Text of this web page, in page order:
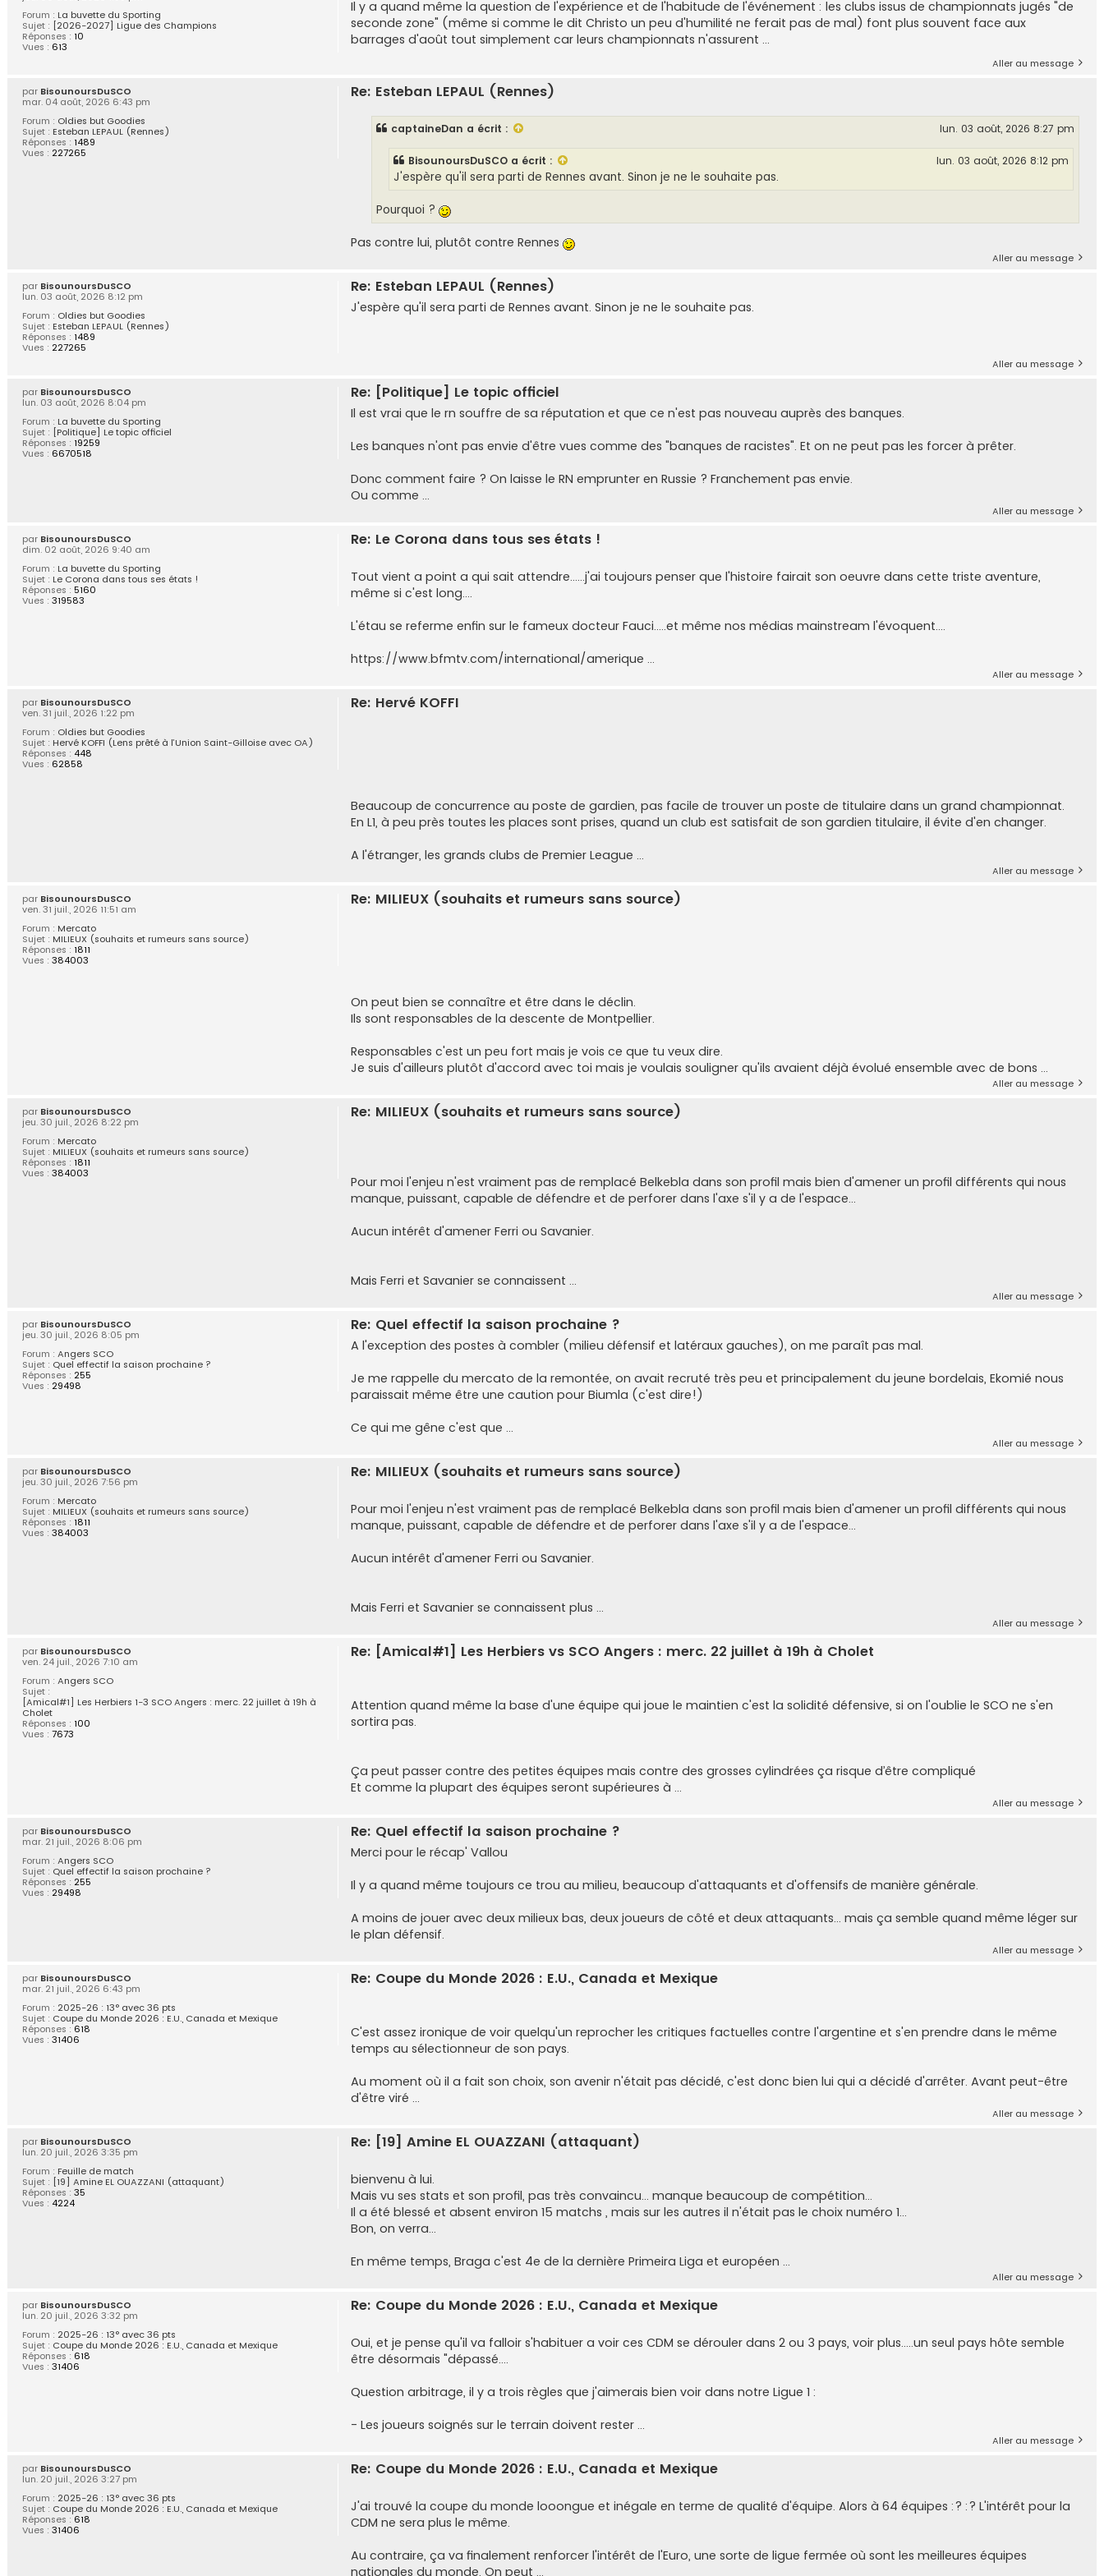
Forum : La buvette du Sporting
Sujet : [2026-2027] Ligue des Champions
Réponses : 10
Vues : 613
Il y a quand même la question de l'expérience et de l'habitude de l'événement : les clubs issus de championnats jugés "de
seconde zone" (même si comme le dit Christo un peu d'humilité ne ferait pas de mal) font plus souvent face aux
barrages d'août tout simplement car leurs championnats n'assurent ...
Aller au message
par BisounoursDuSCO
mar. 04 août, 2026 6:43 pm
Forum : Oldies but Goodies
Sujet : Esteban LEPAUL (Rennes)
Réponses : 1489
Vues : 227265
Re: Esteban LEPAUL (Rennes)
captaineDan a écrit : lun. 03 août, 2026 8:27 pm
BisounoursDuSCOa écrit : lun. 03 août, 2026 8:12 pm
J'espère qu'il sera parti de Rennes avant. Sinon je ne le souhaite pas.
Pourquoi ?
Pas contre lui, plutôt contre Rennes
Aller au message
par BisounoursDuSCO
lun. 03 août, 2026 8:12 pm
Forum : Oldies but Goodies
Sujet : Esteban LEPAUL (Rennes)
Réponses : 1489
Vues : 227265
Re: Esteban LEPAUL (Rennes)
J'espère qu'il sera parti de Rennes avant. Sinon je ne le souhaite pas.
Aller au message
par BisounoursDuSCO
lun. 03 août, 2026 8:04 pm
Forum : La buvette du Sporting
Sujet : [Politique] Le topic officiel
Réponses : 19259
Vues : 6670518
Re: [Politique] Le topic officiel
Il est vrai que le rn souffre de sa réputation et que ce n'est pas nouveau auprès des banques.
Les banques n'ont pas envie d'être vues comme des "banques de racistes". Et on ne peut pas les forcer à prêter.
Donc comment faire ? On laisse le RN emprunter en Russie ? Franchement pas envie.
Ou comme ...
Aller au message
par BisounoursDuSCO
dim. 02 août, 2026 9:40 am
Forum : La buvette du Sporting
Sujet : Le Corona dans tous ses états !
Réponses : 5160
Vues : 319583
Re: Le Corona dans tous ses états !
Tout vient a point a qui sait attendre......j'ai toujours penser que l'histoire fairait son oeuvre dans cette triste aventure,
même si c'est long....
L'étau se referme enfin sur le fameux docteur Fauci.....et même nos médias mainstream l'évoquent....
https://www.bfmtv.com/international/amerique ...
Aller au message
par BisounoursDuSCO
ven. 31 juil., 2026 1:22 pm
Forum : Oldies but Goodies
Sujet : Hervé KOFFI (Lens prêté à l’Union Saint-Gilloise avec OA)
Réponses : 448
Vues : 62858
Re: Hervé KOFFI
Beaucoup de concurrence au poste de gardien, pas facile de trouver un poste de titulaire dans un grand championnat.
En L1, à peu près toutes les places sont prises, quand un club est satisfait de son gardien titulaire, il évite d'en changer.
A l'étranger, les grands clubs de Premier League ...
Aller au message
par BisounoursDuSCO
ven. 31 juil., 2026 11:51 am
Forum : Mercato
Sujet : MILIEUX (souhaits et rumeurs sans source)
Réponses : 1811
Vues : 384003
Re: MILIEUX (souhaits et rumeurs sans source)
On peut bien se connaître et être dans le déclin.
Ils sont responsables de la descente de Montpellier.
Responsables c'est un peu fort mais je vois ce que tu veux dire.
Je suis d'ailleurs plutôt d'accord avec toi mais je voulais souligner qu'ils avaient déjà évolué ensemble avec de bons ...
Aller au message
par BisounoursDuSCO
jeu. 30 juil., 2026 8:22 pm
Forum : Mercato
Sujet : MILIEUX (souhaits et rumeurs sans source)
Réponses : 1811
Vues : 384003
Re: MILIEUX (souhaits et rumeurs sans source)
Pour moi l'enjeu n'est vraiment pas de remplacé Belkebla dans son profil mais bien d'amener un profil différents qui nous
manque, puissant, capable de défendre et de perforer dans l'axe s'il y a de l'espace...
Aucun intérêt d'amener Ferri ou Savanier.
Mais Ferri et Savanier se connaissent ...
Aller au message
par BisounoursDuSCO
jeu. 30 juil., 2026 8:05 pm
Forum : Angers SCO
Sujet : Quel effectif la saison prochaine ?
Réponses : 255
Vues : 29498
Re: Quel effectif la saison prochaine ?
A l'exception des postes à combler (milieu défensif et latéraux gauches), on me paraît pas mal.
Je me rappelle du mercato de la remontée, on avait recruté très peu et principalement du jeune bordelais, Ekomié nous
paraissait même être une caution pour Biumla (c'est dire!)
Ce qui me gêne c'est que ...
Aller au message
par BisounoursDuSCO
jeu. 30 juil., 2026 7:56 pm
Forum : Mercato
Sujet : MILIEUX (souhaits et rumeurs sans source)
Réponses : 1811
Vues : 384003
Re: MILIEUX (souhaits et rumeurs sans source)
Pour moi l'enjeu n'est vraiment pas de remplacé Belkebla dans son profil mais bien d'amener un profil différents qui nous
manque, puissant, capable de défendre et de perforer dans l'axe s'il y a de l'espace...
Aucun intérêt d'amener Ferri ou Savanier.
Mais Ferri et Savanier se connaissent plus ...
Aller au message
par BisounoursDuSCO
ven. 24 juil., 2026 7:10 am
Forum : Angers SCO
Sujet :
[Amical#1] Les Herbiers 1-3 SCO Angers : merc. 22 juillet à 19h à
Cholet
Réponses : 100
Vues : 7673
Re: [Amical#1] Les Herbiers vs SCO Angers : merc. 22 juillet à 19h à Cholet
Attention quand même la base d'une équipe qui joue le maintien c'est la solidité défensive, si on l'oublie le SCO ne s'en
sortira pas.
Ça peut passer contre des petites équipes mais contre des grosses cylindrées ça risque d’être compliqué
Et comme la plupart des équipes seront supérieures à ...
Aller au message
par BisounoursDuSCO
mar. 21 juil., 2026 8:06 pm
Forum : Angers SCO
Sujet : Quel effectif la saison prochaine ?
Réponses : 255
Vues : 29498
Re: Quel effectif la saison prochaine ?
Merci pour le récap' Vallou
Il y a quand même toujours ce trou au milieu, beaucoup d'attaquants et d'offensifs de manière générale.
A moins de jouer avec deux milieux bas, deux joueurs de côté et deux attaquants... mais ça semble quand même léger sur
le plan défensif.
Aller au message
par BisounoursDuSCO
mar. 21 juil., 2026 6:43 pm
Forum : 2025-26 : 13° avec 36 pts
Sujet : Coupe du Monde 2026 : E.U., Canada et Mexique
Réponses : 618
Vues : 31406
Re: Coupe du Monde 2026 : E.U., Canada et Mexique
C'est assez ironique de voir quelqu'un reprocher les critiques factuelles contre l'argentine et s'en prendre dans le même
temps au sélectionneur de son pays.
Au moment où il a fait son choix, son avenir n'était pas décidé, c'est donc bien lui qui a décidé d'arrêter. Avant peut-être
d'être viré ...
Aller au message
par BisounoursDuSCO
lun. 20 juil., 2026 3:35 pm
Forum : Feuille de match
Sujet : [19] Amine EL OUAZZANI (attaquant)
Réponses : 35
Vues : 4224
Re: [19] Amine EL OUAZZANI (attaquant)
bienvenu à lui.
Mais vu ses stats et son profil, pas très convaincu... manque beaucoup de compétition...
Il a été blessé et absent environ 15 matchs , mais sur les autres il n'était pas le choix numéro 1...
Bon, on verra...
En même temps, Braga c'est 4e de la dernière Primeira Liga et européen ...
Aller au message
par BisounoursDuSCO
lun. 20 juil., 2026 3:32 pm
Forum : 2025-26 : 13° avec 36 pts
Sujet : Coupe du Monde 2026 : E.U., Canada et Mexique
Réponses : 618
Vues : 31406
Re: Coupe du Monde 2026 : E.U., Canada et Mexique
Oui, et je pense qu'il va falloir s'habituer a voir ces CDM se dérouler dans 2 ou 3 pays, voir plus.....un seul pays hôte semble
être désormais "dépassé....
Question arbitrage, il y a trois règles que j'aimerais bien voir dans notre Ligue 1 :
- Les joueurs soignés sur le terrain doivent rester ...
Aller au message
par BisounoursDuSCO
lun. 20 juil., 2026 3:27 pm
Forum : 2025-26 : 13° avec 36 pts
Sujet : Coupe du Monde 2026 : E.U., Canada et Mexique
Réponses : 618
Vues : 31406
Re: Coupe du Monde 2026 : E.U., Canada et Mexique
J'ai trouvé la coupe du monde looongue et inégale en terme de qualité d'équipe. Alors à 64 équipes :? :? L'intérêt pour la
CDM ne sera plus le même.
Au contraire, ça va finalement renforcer l'intérêt de l'Euro, une sorte de ligue fermée où sont les meilleures équipes
nationales du monde. On peut ...